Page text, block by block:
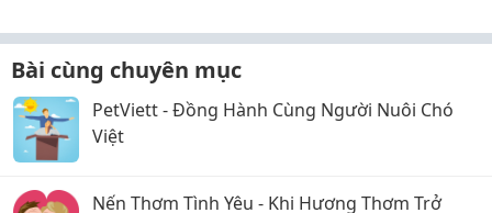
Bài cùng chuyên mục
PetViett - Đồng Hành Cùng Người Nuôi Chó
Việt
Nến Thơm Tình Yêu - Khi Hương Thơm Trở